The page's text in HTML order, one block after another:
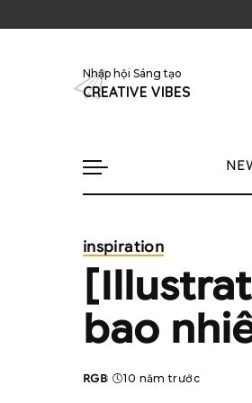
Nhập hội Sáng tạo
CREATIVE VIBES
inspiration
bao
Posted
RGB 10 năm trước